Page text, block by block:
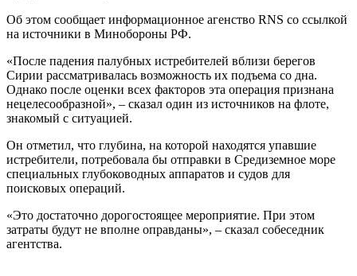
Об этом сообщает информационное агенство RNS со ссылкой
на источники в Минобороны РФ.
«После падения палубных истребителей вблизи берегов
Сирии рассматривалась возможность их подъема со дна.
Однако после оценки всех факторов эта операция признана
нецелесообразной», – сказал один из источников на флоте,
знакомый с ситуацией.
Он отметил, что глубина, на которой находятся упавшие
истребители, потребовала бы отправки в Средиземное море
специальных глубоководных аппаратов и судов для
поисковых операций.
«Это достаточно дорогостоящее мероприятие. При этом
затраты будут не вполне оправданы», – сказал собеседник
агентства.